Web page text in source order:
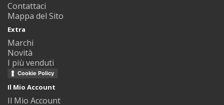
Contattaci
Mappa del Sito
Extra
Marchi
Novità
I più venduti
Cookie Policy
Il Mio Account
Il Mio Account